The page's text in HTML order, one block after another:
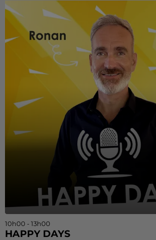
10h00 - 13h00
HAPPY DAYS